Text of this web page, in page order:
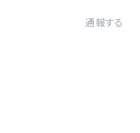
通報する